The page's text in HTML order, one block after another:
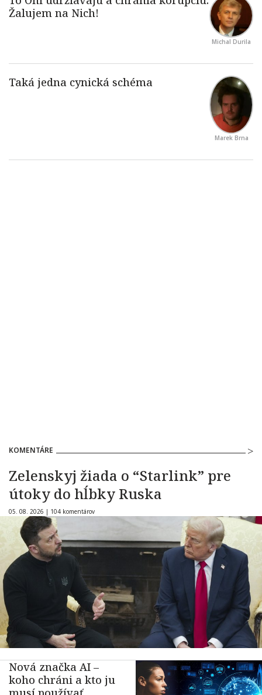
Michal Durila
Marek Brna
KOMENTÁRE
Zelenskyj žiada o “Starlink” pre
útoky do hĺbky Ruska
05. 08. 2026 | 104 komentárov
Nová značka AI –
koho chráni a kto ju